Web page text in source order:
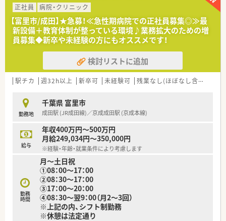
≪業務内容≫
■入院処方調剤（外来は院外処
方）
■注射薬調剤（混注な
し）
■薬剤管理指導
■その他 院内薬剤師業務全般
≪病院の特徴≫
日頃から知識や技術を身につけておくことが大切にしていま
す。
■定期的に行われるカンファレンスでは各症例について研究、
症患の勉強会等では様々なテーマを設けて各自のスキルアッ
プに取り組んでいます。
…院内感染対策委員会、安全管理委員会、褥瘡対策委員会、
外来病棟検討委員会、給食委員会 等
正社員
病院・クリニック
【富里市/成田】★急募！≪急性期病院での正社員募集◎≫最
新設備＋教育体制が整っている環境♪業務拡大のための増
員募集◆新卒や未経験の方にもオススメです！
検討リストに追加
駅チカ 週32h以上 新卒可 未経験可 残業なし(ほぼなし含む)
勤務地
千葉県 富里市
成田駅 (JR成田線)／京成成田駅 (京成本線)
給与
年収400万円～500万円
月給249,034円～350,000円
※経験・年齢・就業条件により考慮します
勤務
時間
月～土日祝
①08：00～17：00
②08：30～17：00
③17：00～20：00
④08：30～翌9：00（月2～3回）
※上記の内、シフト制勤務
※休憩は法定通り